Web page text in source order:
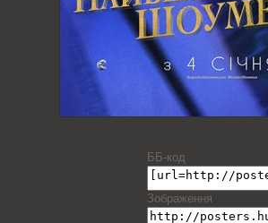
ББ-код
Зображення